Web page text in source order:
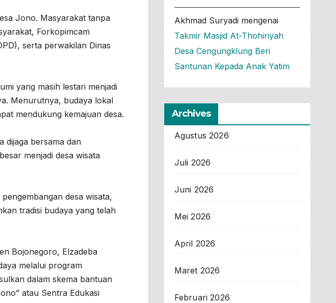
Jono. Masyarakat tanpa
Forkopimcam
serta perwakilan Dinas
yang masih lestari menjadi
Menurutnya, budaya lokal
mendukung kemajuan desa.
dijaga bersama dan
menjadi desa wisata
desa wisata,
tradisi budaya yang telah
Bojonegoro, Elzadeba
melalui program
dalam skema bantuan
atau Sentra Edukasi
Akhmad Suryadimengenai
Takmir Masjid At-Thohiriyah
Desa Cengungklung Beri
Santunan Kepada Anak Yatim
Archives
Agustus 2026
Juli 2026
Juni 2026
Mei 2026
April 2026
Maret 2026
Februari 2026